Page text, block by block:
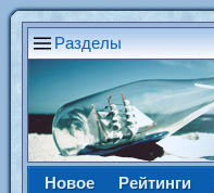
Разделы
Новое Рейтинги